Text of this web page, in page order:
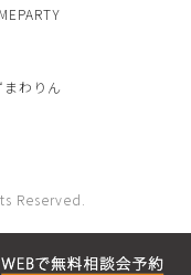
まわりん
Reserved.